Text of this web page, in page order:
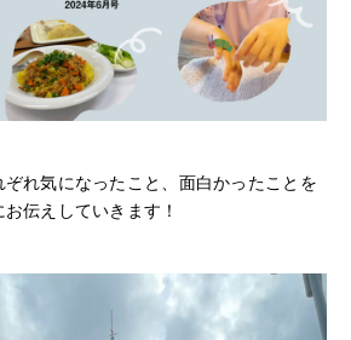
れ気になったこと、面白かったことを
伝えしていきます！